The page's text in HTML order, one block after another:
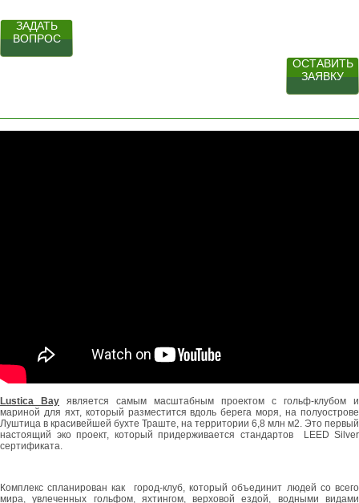
ЗАДАТЬ
ВОПРОС
ОСТАВИТЬ
ЗАЯВКУ
Lustica Bay является самым масштабным проектом с гольф-клубом и
мариной для яхт, который разместится вдоль берега моря, на полуострове
Луштица в красивейшей бухте Траште, на территории 6,8 млн м2. Это первый
настоящий эко проект, который придерживается стандартов LEED Silver
сертификата.
Комплекс спланирован как город-клуб, который объединит людей со всего
мира, увлеченных гольфом, яхтингом, верховой ездой, водными видами